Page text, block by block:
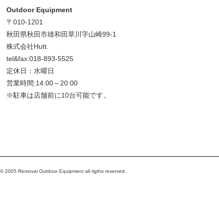
Outdoor Equipment
〒010-1201
秋田県秋田市雄和田草川字山崎99-1
株式会社Hutt.
tel&fax:018-893-5525
定休日：水曜日
営業時間:14:00～20:00
※駐車は店舗前に10台可能です。
© 2005 Removal Outdoor Equipment all rigths reserved.